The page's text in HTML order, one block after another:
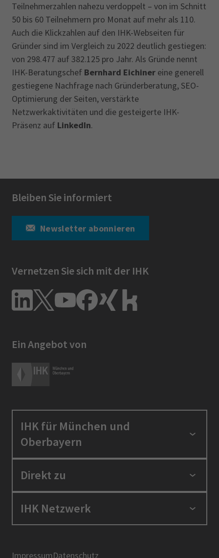
Teilnehmerzahlen nahezu verdoppelt – von im Schnitt
50 bis 60 Teilnehmern pro Monat auf mehr als 110.
Auch die Klickzahlen auf den IHK-Webseiten für
Gründer sind im Vergleich zu 2022 deutlich gestiegen:
von 298.477 auf 382.125 pro Jahr. Als Gründe nennt
IHK-Beratungschef Bernhard Eichiner eine generell
gestiegene Nachfrage nach Gründerberatung, SEO-
Optimierung der Seiten, verstärkte
Netzwerkaktivitäten und die gesteigerte IHK-
Präsenz auf LinkedIn.
Bleiben Sie informiert
Newsletter abonnieren
Vernetzen Sie sich mit der IHK
Ein Angebot von
IHK für München und
Oberbayern
Standortpolitik
Berufszugang
Über uns
Direkt zu
Positionen
Presse
IHK Netzwerk
BIHK
ImpressumDatenschutz